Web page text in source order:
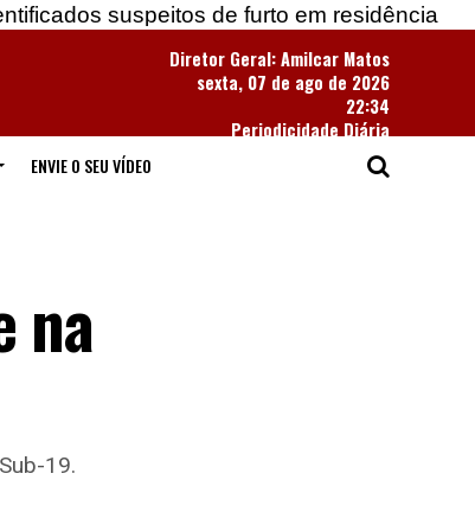
de furto em residência
Diretor Geral: Amilcar Matos
sexta, 07 de ago de 2026
22:34
Periodicidade Diária
ENVIE O SEU VÍDEO
na
19.